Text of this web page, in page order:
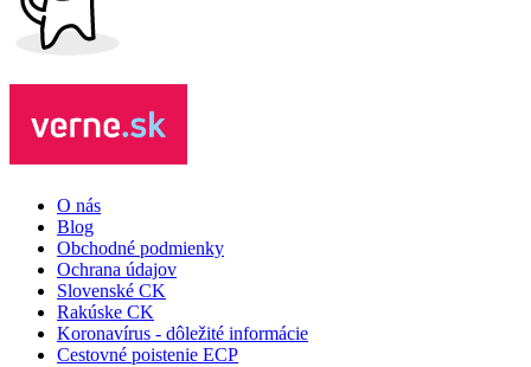
O nás
Blog
Obchodné podmienky
Ochrana údajov
Slovenské CK
Rakúske CK
Koronavírus - dôležité informácie
Cestovné poistenie ECP